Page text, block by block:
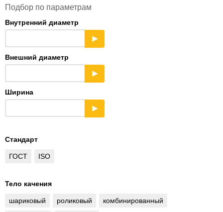
Подбор по параметрам
Внутренний диаметр
▶
Внешний диаметр
▶
Ширина
▶
Стандарт
ГОСТ ISO
Тело качения
шариковый роликовый комбинированный